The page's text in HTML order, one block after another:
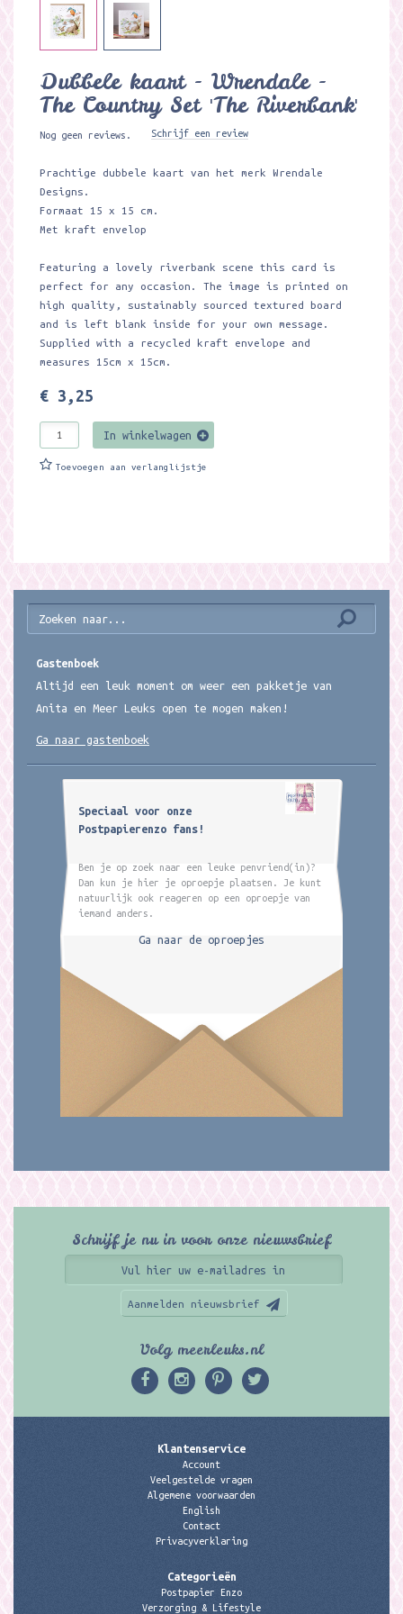
Dubbele kaart - Wrendale -
The Country Set 'The Riverbank'
Nog geen reviews. Schrijf een review
Prachtige dubbele kaart van het merk Wrendale
Designs.
Formaat 15 x 15 cm.
Met kraft envelop
Featuring a lovely riverbank scene this card is
perfect for any occasion. The image is printed on
high quality, sustainably sourced textured board
and is left blank inside for your own message.
Supplied with a recycled kraft envelope and
measures 15cm x 15cm.
€ 3,25
In winkelwagen
Toevoegen aan verlanglijstje
Gastenboek
Altijd een leuk moment om weer een pakketje van
Anita en Meer Leuks open te mogen maken!
Ga naar gastenboek
Speciaal voor onze
Postpapierenzo fans!
Ben je op zoek naar een leuke penvriend(in)?
Dan kun je hier je oproepje plaatsen. Je kunt
natuurlijk ook reageren op een oproepje van
iemand anders.
Ga naar de oproepjes
Schrijf je nu in voor onze nieuwsbrief
Aanmelden nieuwsbrief
Volg meerleuks.nl
Klantenservice
Account
Veelgestelde vragen
Algemene voorwaarden
English
Contact
Privacyverklaring
Categorieën
Postpapier Enzo
Verzorging & Lifestyle